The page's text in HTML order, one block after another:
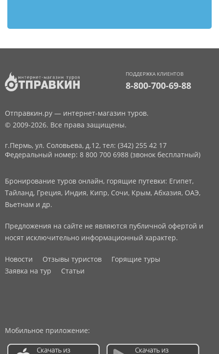
ПОДДЕРЖКА КЛИЕНТОВ
8-800-700-69-88
Отправкин.ру — интернет-магазин туров.
© 2009-2026. Все права защищены.
г.Пермь, ул. Соловьева, д.12, тел: (342) 255 42 17
Федеральный номер: 8 800 700 6988 (звонок бесплатный)
Бронирование туров онлайн, горящие путевки: Египет,
Тайланд, Греция, Индия, Кипр, Сочи, Крым, Абхазия, ОАЭ,
Вьетнам и др.
Предложения на сайте не являются публичной офертой и
носят исключительно информационный характер.
Новости Отзывы туристов
Горящие туры
Заявка на тур
Статьи
Мобильное приложение: